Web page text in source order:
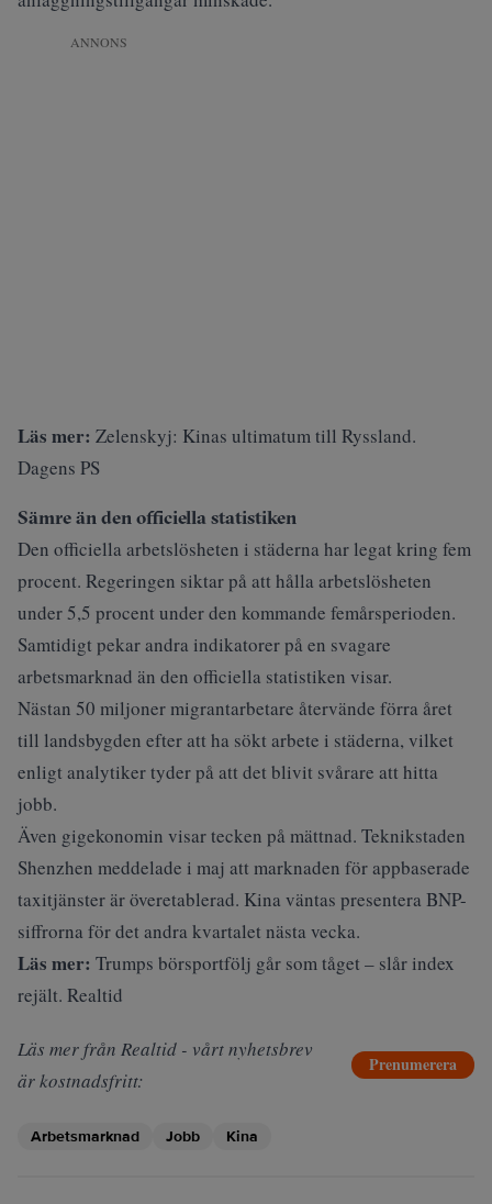
ANNONS
Läs mer: Zelenskyj: Kinas ultimatum till Ryssland.
Dagens PS
Sämre än den officiella statistiken
Den officiella arbetslösheten i städerna har legat kring fem
procent. Regeringen siktar på att hålla arbetslösheten
under 5,5 procent under den kommande femårsperioden.
Samtidigt pekar andra indikatorer på en svagare
arbetsmarknad än den officiella statistiken visar.
Nästan 50 miljoner migrantarbetare återvände förra året
till landsbygden efter att ha sökt arbete i städerna, vilket
enligt analytiker tyder på att det blivit svårare att hitta
jobb.
Även gigekonomin visar tecken på mättnad. Teknikstaden
Shenzhen meddelade i maj att marknaden för appbaserade
taxitjänster är överetablerad. Kina väntas presentera BNP-
siffrorna för det andra kvartalet nästa vecka.
Läs mer: Trumps börsportfölj går som tåget – slår index
rejält. Realtid
Läs mer från Realtid - vårt nyhetsbrev
är kostnadsfritt:
Prenumerera
Arbetsmarknad Jobb Kina